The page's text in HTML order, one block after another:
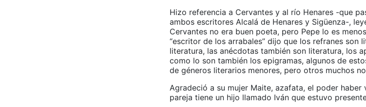
Hizo referencia a Cervantes y al río Henares -que
ambos escritores Alcalá de Henares y Sigüenza-,
Cervantes no era buen poeta, pero Pepe lo es
“escritor de los arrabales” dijo que los refranes son
literatura, las anécdotas también son literatura, los
como lo son también los epigramas, algunos de
de géneros literarios menores, pero otros muchos
Agradeció a su mujer Maite, azafata, el poder
pareja tiene un hijo llamado Iván que estuvo